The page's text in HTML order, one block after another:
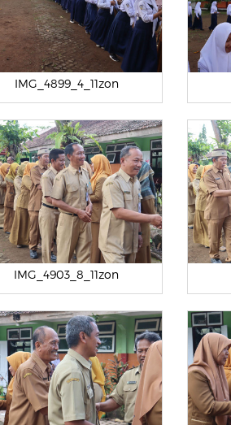
IMG_4899_4_11zon
IMG_4903_8_11zon